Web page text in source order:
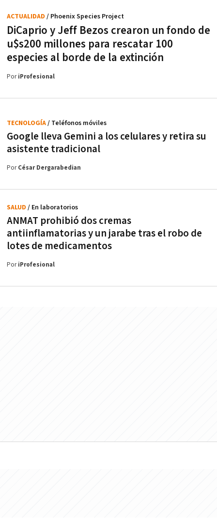
DiCaprio y Jeff Bezos crearon un fondo de
u$s200 millones para rescatar 100
especies al borde de la extinción
ACTUALIDAD / Phoenix Species Project
PoriProfesional
Google lleva Gemini a los celulares y retira su
asistente tradicional
TECNOLOGÍA/ Teléfonos móviles
PorCésar Dergarabedian
ANMAT prohibió dos cremas
antiinflamatorias y un jarabe tras el robo de
lotes de medicamentos
SALUD / En laboratorios
PoriProfesional